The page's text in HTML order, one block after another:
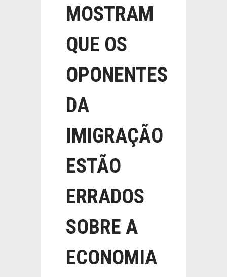
MOSTRAM
QUE OS
OPONENTES
DA
IMIGRAÇÃO
ESTÃO
ERRADOS
SOBRE A
ECONOMIA